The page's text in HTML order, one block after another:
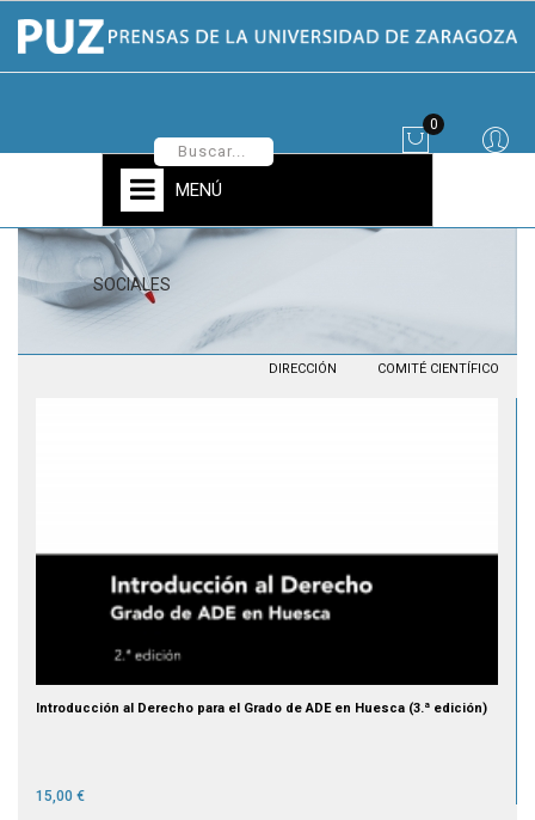
0
MENÚ
SOCIALES
DIRECCIÓN COMITÉ CIENTÍFICO
Introducción al Derecho para el Grado de ADE en Huesca (3.ª edición)
15,00 €